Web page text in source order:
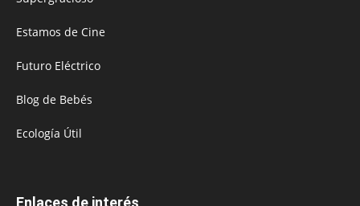
Estamos de Cine
Futuro Eléctrico
Blog de Bebés
Ecología Útil
Enlaces de interés